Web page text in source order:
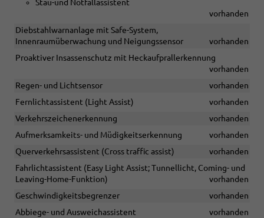
Stau-und Notfallassistent
vorhanden
Diebstahlwarnanlage mit Safe-System,
Innenraumüberwachung und Neigungssensor
vorhanden
Proaktiver Insassenschutz mit Heckaufprallerkennung
vorhanden
Regen- und Lichtsensor
vorhanden
Fernlichtassistent (Light Assist)
vorhanden
Verkehrszeichenerkennung
vorhanden
Aufmerksamkeits- und Müdigkeitserkennung
vorhanden
Querverkehrsassistent (Cross traffic assist)
vorhanden
Fahrlichtassistent (Easy Light Assist; Tunnellicht, Coming- und
Leaving-Home-Funktion)
vorhanden
Geschwindigkeitsbegrenzer
vorhanden
Abbiege- und Ausweichassistent
vorhanden